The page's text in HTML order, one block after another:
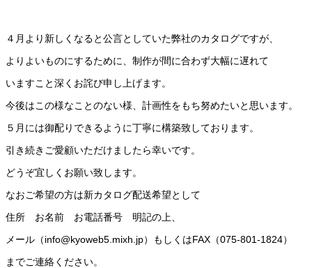
４月より新しくなると公言としていた弊社のカタログですが、
よりよいものにするために、制作が間に合わず大幅に遅れて
いますこと深くお詫び申し上げます。
今後はこの様なことのない様、計画性をもち努めたいと思います。
５月には御配りできるように丁寧に構築致しております。
引き続きご愛顧いただけましたら幸いです。
どうぞ宜しくお願い致します。
なおご希望の方は新カタログ配送希望として
住所 お名前 お電話番号 明記の上、
メール（info@kyoweb5.mixh.jp）もしくはFAX（075-801-1824）
までご連絡ください。